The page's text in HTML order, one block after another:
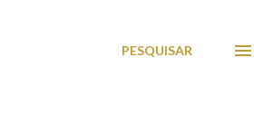
PESQUISAR